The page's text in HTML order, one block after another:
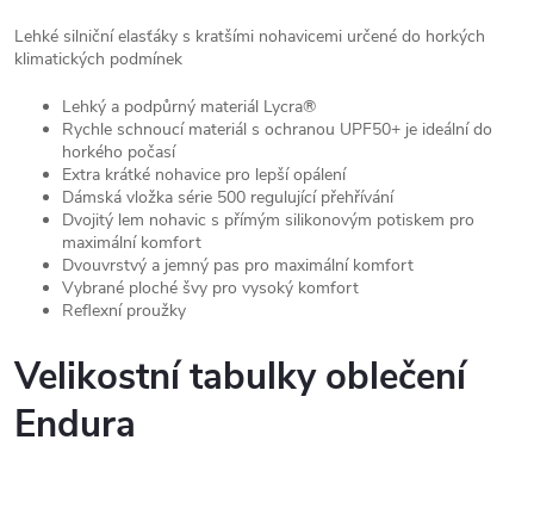
Lehké silniční elasťáky s kratšími nohavicemi určené do horkých
klimatických podmínek
Lehký a podpůrný materiál Lycra®
Rychle schnoucí materiál s ochranou UPF50+ je ideální do
horkého počasí
Extra krátké nohavice pro lepší opálení
Dámská vložka série 500 regulující přehřívání
Dvojitý lem nohavic s přímým silikonovým potiskem pro
maximální komfort
Dvouvrstvý a jemný pas pro maximální komfort
Vybrané ploché švy pro vysoký komfort
Reflexní proužky
Velikostní tabulky oblečení
Endura